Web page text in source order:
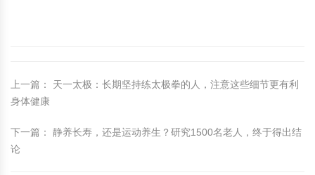
上一篇 ： 天一太极：长期坚持练太极拳的人，注意这些细节更有利
身体健康
下一篇 ： 静养长寿，还是运动养生？研究1500名老人，终于得出结
论